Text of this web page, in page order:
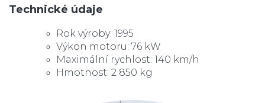
Technické údaje
Rok výroby: 1995
Výkon motoru: 76 kW
Maximální rychlost: 140 km/h
Hmotnost: 2 850 kg